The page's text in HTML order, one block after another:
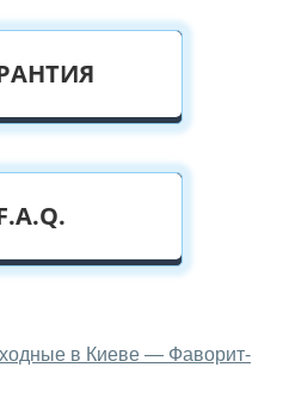
двери вживую?
двери в нашем
в Киеве — Фаворит-